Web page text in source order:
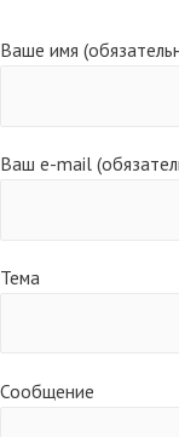
Ваше имя
Ваш e-mail
Тема
Сообщение